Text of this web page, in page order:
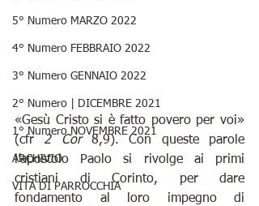
5° Numero MARZO 2022
4° Numero FEBBRAIO 2022
3° Numero GENNAIO 2022
2° Numero | DICEMBRE 2021
1° Numero NOVEMBRE 2021
ARCHIVIO
VITA DI PARROCCHIA
«Gesù Cristo si è fatto povero per voi»
(cfr 2 Cor 8,9). Con queste parole
l’apostolo Paolo si rivolge ai primi
cristiani di Corinto, per dare
fondamento al loro impegno di